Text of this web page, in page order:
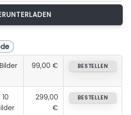
99,00 € BESTELLEN
10
299,00
€
BESTELLEN